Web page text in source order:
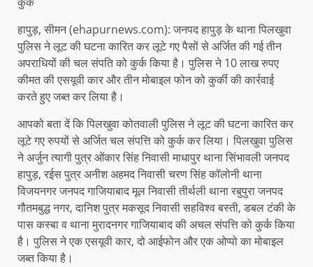
हापुड़, सीमन (ehapurnews.com): जनपद हापुड़ के थाना पिलखुवा
पुलिस ने लूट की घटना कारित कर लूटे गए पैसों से अर्जित की गई तीन
अपराधियों की चल संपति को कुर्क किया है। पुलिस ने 10 लाख रुपए
कीमत की एसयूवी कार और तीन मोबाइल फोन को कुर्की की कार्रवाई
करते हुए जब्त कर लिया है।
आपको बता दें कि पिलखुवा कोतवाली पुलिस ने लूट की घटना कारित कर
लूटे गए रुपयों से अर्जित चल संपत्ति को कुर्क कर लिया। पिलखुवा पुलिस
ने अर्जुन त्यागी पुत्र ओंकार सिंह निवासी माधापुर थाना सिंभावली जनपद
हापुड़, रईस पुत्र अनीश अहमद निवासी चरण सिंह कॉलोनी थाना
विजयनगर जनपद गाजियाबाद मूल निवासी तीर्थली थाना रबुपुरा जनपद
गौतमबुद्ध नगर, दानिश पुत्र मकसूद निवासी सहविश्व बस्ती, डबल टंकी के
पास कस्बा व थाना मुरादनगर गाजियाबाद की अचल संपत्ति को कुर्क किया
है। पुलिस ने एक एसयूवी कार, दो आईफोन और एक ओप्पो का मोबाइल
जब्त किया है।